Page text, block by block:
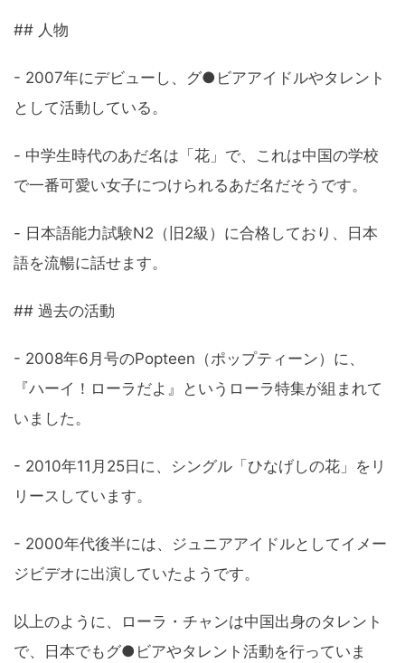
## 人物
- 2007年にデビューし、グ●ビアアイドルやタレント
として活動している。
- 中学生時代のあだ名は「花」で、これは中国の学校
で一番可愛い女子につけられるあだ名だそうです。
- 日本語能力試験N2（旧2級）に合格しており、日本
語を流暢に話せます。
## 過去の活動
- 2008年6月号のPopteen（ポップティーン）に、
『ハーイ！ローラだよ』というローラ特集が組まれて
いました。
- 2010年11月25日に、シングル「ひなげしの花」をリ
リースしています。
- 2000年代後半には、ジュニアアイドルとしてイメー
ジビデオに出演していたようです。
以上のように、ローラ・チャンは中国出身のタレント
で、日本でもグ●ビアやタレント活動を行っていま